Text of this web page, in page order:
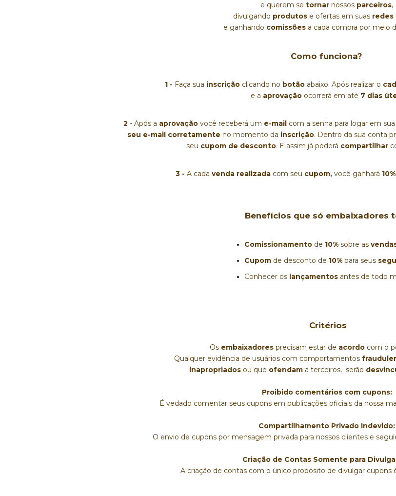
e querem se tornar nossos parceiros,
divulgando produtos e ofertas em suas redes
e ganhando comissões a cada compra por meio
Como funciona?
1 - Faça sua inscrição clicando no botão abaixo. Após realizar o
e a aprovação ocorrerá em até 7 dias
2 - Após a aprovação você receberá um e-mail com a senha para logar em
seu e-mail corretamente no momento da inscrição. Dentro da sua conta
seu cupom de desconto. E assim já poderá compartilhar
3 - A cada venda realizada com seu cupom, você ganhará
Benefícios que só embaixadores
Comissionamento de 10% sobre as
Cupom de desconto de 10% para seus
Conhecer os lançamentos antes de todo
Critérios
Os embaixadores precisam estar de acordo com o
Qualquer evidência de usuários com comportamentos
inapropriados ou que ofendam a terceiros, serão
Proibido comentários com cupons:
É vedado comentar seus cupons em publicações oficiais da nossa
Compartilhamento Privado Indevido:
O envio de cupons por mensagem privada para nossos clientes e
Criação de Contas Somente para
A criação de contas com o único propósito de divulgar cupons